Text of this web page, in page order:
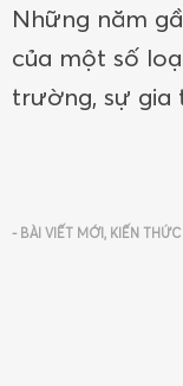
Những năm
của một số
trường, sự
- BÀI VIẾT MỚI, KIẾN